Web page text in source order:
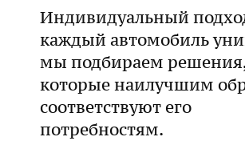
Индивидуальный
каждый автомобиль
мы подбираем
которые наилучшим
соответствуют его
потребностям.